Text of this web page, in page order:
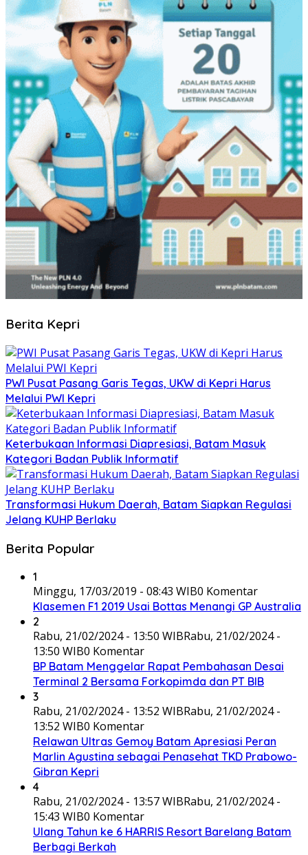
Berita Kepri
PWI Pusat Pasang Garis Tegas, UKW di Kepri Harus
Melalui PWI Kepri
Keterbukaan Informasi Diapresiasi, Batam Masuk
Kategori Badan Publik Informatif
Transformasi Hukum Daerah, Batam Siapkan Regulasi
Jelang KUHP Berlaku
Berita Popular
1
Minggu, 17/03/2019 - 08:43 WIB0 Komentar
Klasemen F1 2019 Usai Bottas Menangi GP Australia
2
Rabu, 21/02/2024 - 13:50 WIBRabu, 21/02/2024 -
13:50 WIB0 Komentar
BP Batam Menggelar Rapat Pembahasan Desai
Terminal 2 Bersama Forkopimda dan PT BIB
3
Rabu, 21/02/2024 - 13:52 WIBRabu, 21/02/2024 -
13:52 WIB0 Komentar
Relawan Ultras Gemoy Batam Apresiasi Peran
Marlin Agustina sebagai Penasehat TKD Prabowo-
Gibran Kepri
4
Rabu, 21/02/2024 - 13:57 WIBRabu, 21/02/2024 -
15:43 WIB0 Komentar
Ulang Tahun ke 6 HARRIS Resort Barelang Batam
Berbagi Berkah